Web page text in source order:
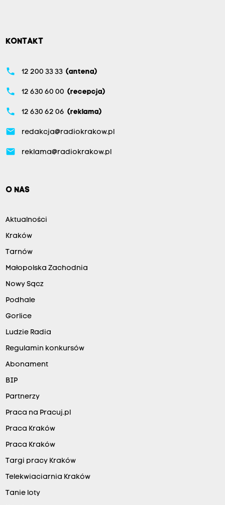
KONTAKT
phone 12 200 33 33 (antena)
phone 12 630 60 00 (recepcja)
phone 12 630 62 06 (reklama)
email redakcja@radiokrakow.pl
email reklama@radiokrakow.pl
O NAS
Aktualności
Kraków
Tarnów
Małopolska Zachodnia
Nowy Sącz
Podhale
Gorlice
Ludzie Radia
Regulamin konkursów
Abonament
BIP
Partnerzy
Praca na Pracuj.pl
Praca Kraków
Praca Kraków
Targi pracy Kraków
Telekwiaciarnia Kraków
Tanie loty